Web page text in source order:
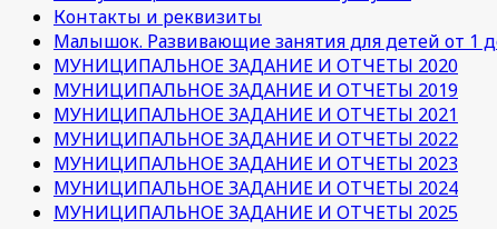
Контакты и реквизиты
Малышок. Развивающие занятия для детей от 1
МУНИЦИПАЛЬНОЕ ЗАДАНИЕ И ОТЧЕТЫ 2020
МУНИЦИПАЛЬНОЕ ЗАДАНИЕ И ОТЧЕТЫ 2019
МУНИЦИПАЛЬНОЕ ЗАДАНИЕ И ОТЧЕТЫ 2021
МУНИЦИПАЛЬНОЕ ЗАДАНИЕ И ОТЧЕТЫ 2022
МУНИЦИПАЛЬНОЕ ЗАДАНИЕ И ОТЧЕТЫ 2023
МУНИЦИПАЛЬНОЕ ЗАДАНИЕ И ОТЧЕТЫ 2024
МУНИЦИПАЛЬНОЕ ЗАДАНИЕ И ОТЧЕТЫ 2025